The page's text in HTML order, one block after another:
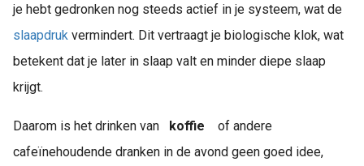
je hebt gedronken nog steeds actief in je systeem, wat de
slaapdruk vermindert. Dit vertraagt je biologische klok, wat
betekent dat je later in slaap valt en minder diepe slaap
krijgt.
Daarom is het drinken van koffie
of andere
cafeïnehoudende dranken in de avond geen goed idee,